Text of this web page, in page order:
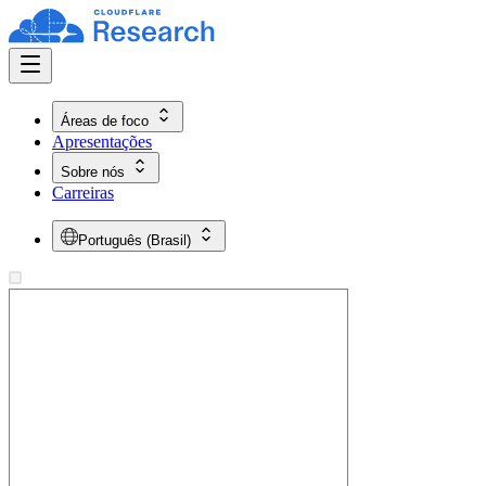
Áreas de foco
Apresentações
Sobre nós
Carreiras
Português (Brasil)